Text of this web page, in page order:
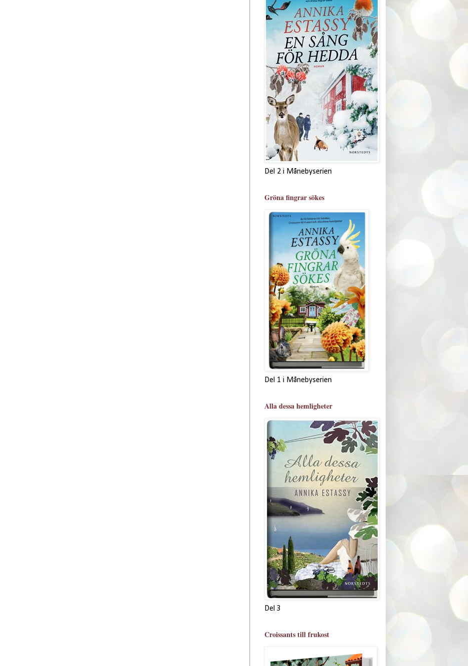
Del 2 i Månebyserien
Gröna fingrar sökes
Del 1 i Månebyserien
Alla dessa hemligheter
Del 3
Croissants till frukost